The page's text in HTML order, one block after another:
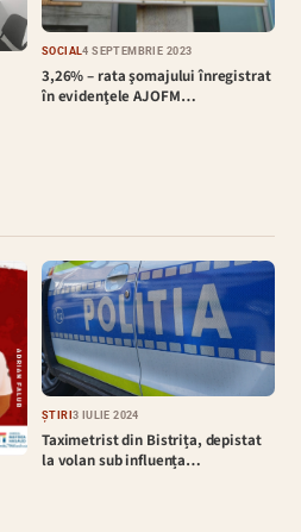
SOCIAL4 SEPTEMBRIE 2023
3,26% – rata şomajului înregistrat
în evidenţele AJOFM…
ȘTIRI3 IULIE 2024
Taximetrist din Bistrița, depistat
la volan sub influența…